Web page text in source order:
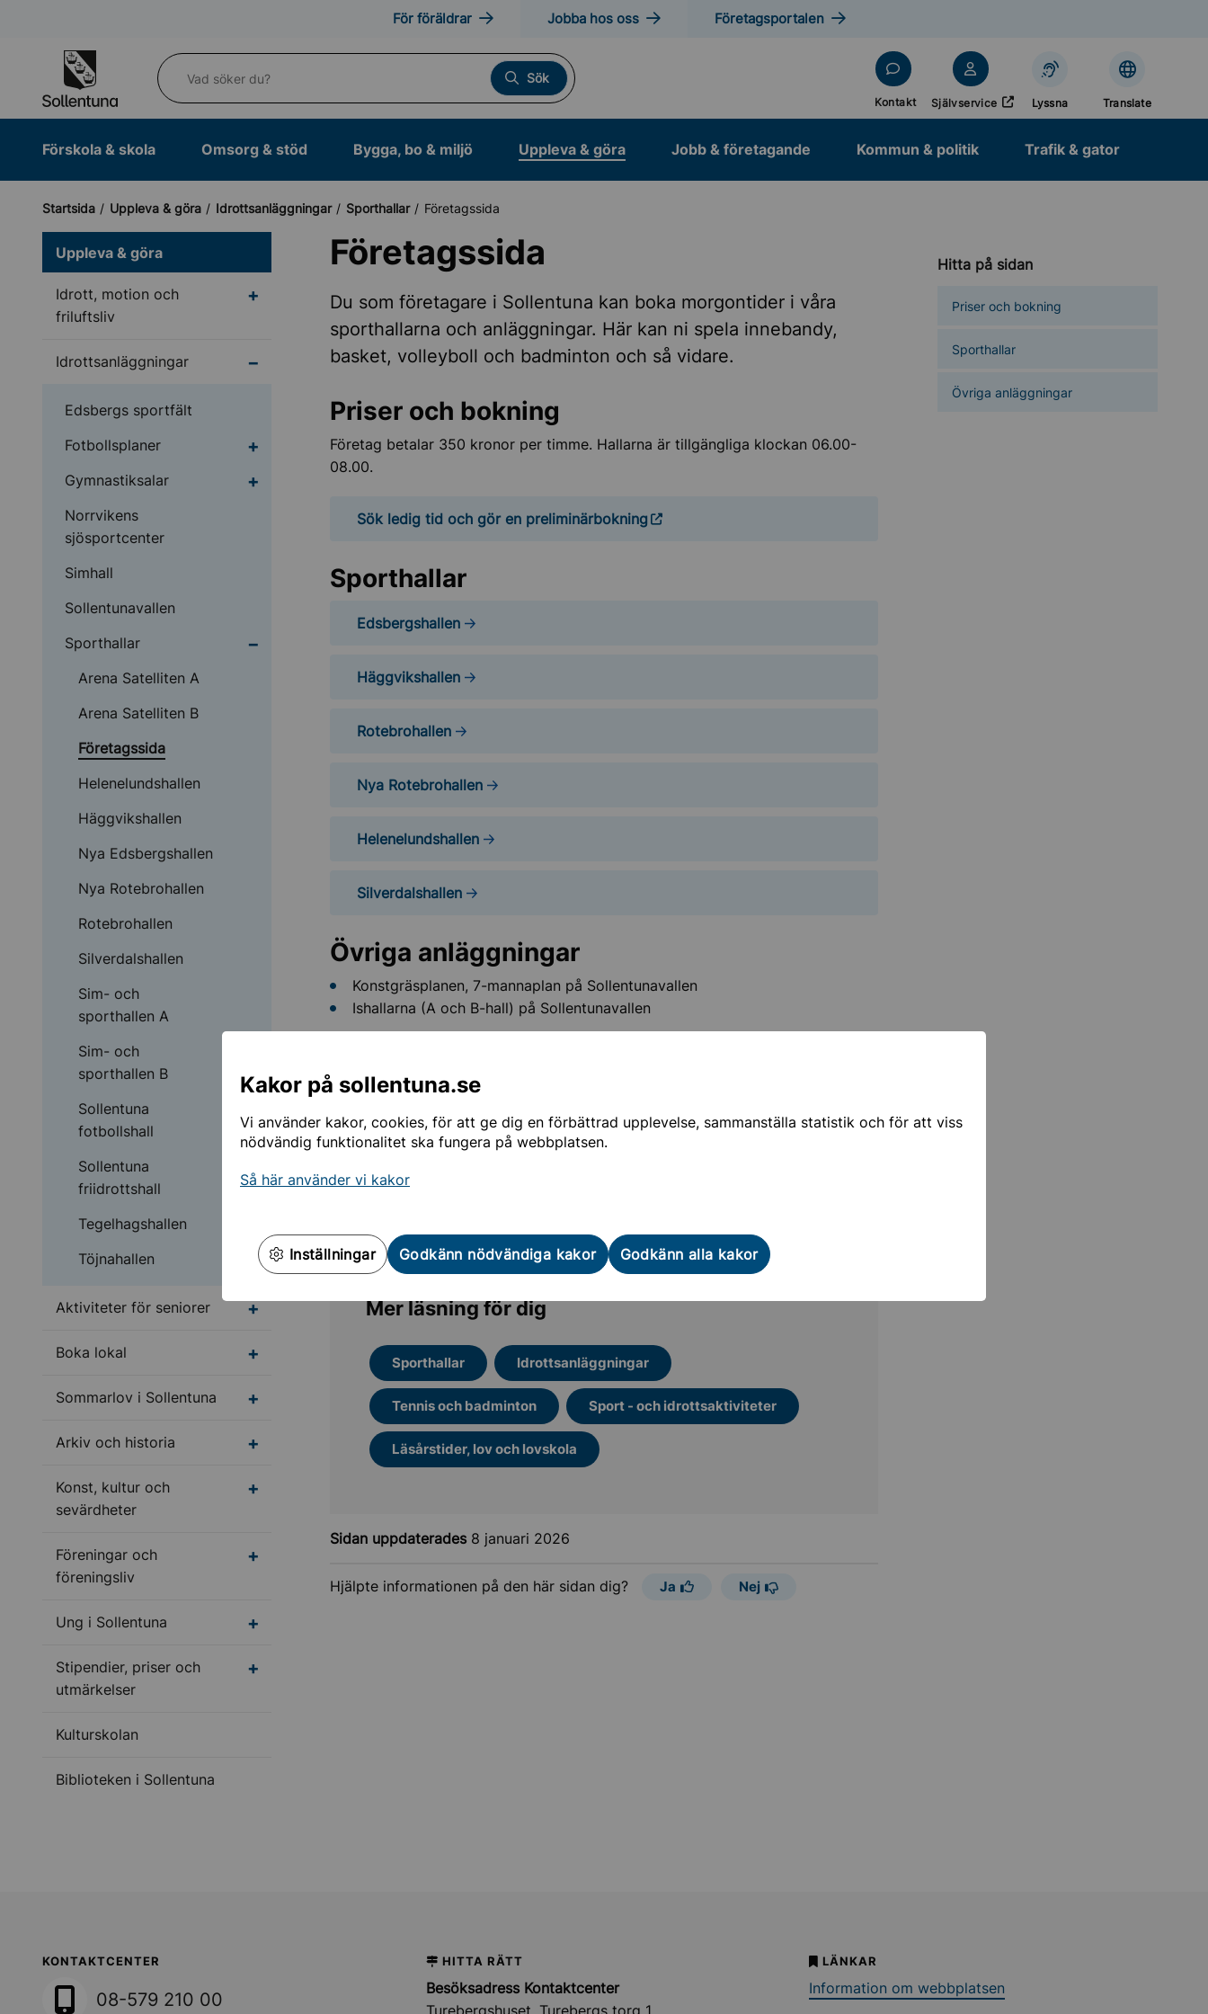
Kakor på sollentuna.se
Vi använder kakor, cookies, för att ge dig en förbättrad upplevelse, sammanställa statistik och för att viss
nödvändig funktionalitet ska fungera på webbplatsen.
Så här använder vi kakor
Inställningar Godkänn nödvändiga kakor Godkänn alla kakor
För föräldrar Jobba hos oss Företagsportalen
Vad söker du?
Sök
Kontakt Självservice
Öppnas i nytt fönster
Lyssna Translate
Förskola & skola Omsorg & stöd Bygga, bo & miljö Uppleva & göra Jobb & företagande Kommun & politik Trafik & gator
Startsida Uppleva & göra Idrottsanläggningar Sporthallar Företagssida
Uppleva & göra
Idrott, motion och
friluftsliv
Undermeny för Idrott, motion och friluftsliv
Idrottsanläggningar Undermeny för Idrottsanläggningar
Edsbergs sportfält
Fotbollsplaner
Undermeny för Fotbollsplaner
Gymnastiksalar
Undermeny för Gymnastiksalar
Norrvikens
sjösportcenter
Simhall
Sollentunavallen
Sporthallar
Undermeny för Sporthallar
Arena Satelliten A
Arena Satelliten B
Företagssida
Helenelundshallen
Häggvikshallen
Nya Edsbergshallen
Nya Rotebrohallen
Rotebrohallen
Silverdalshallen
Sim- och
sporthallen A
Sim- och
sporthallen B
Sollentuna
fotbollshall
Sollentuna
friidrottshall
Tegelhagshallen
Töjnahallen
Aktiviteter för seniorer Undermeny för Aktiviteter för seniorer
Boka lokal Undermeny för Boka lokal
Sommarlov i Sollentuna Undermeny för Sommarlov i Sollentuna
Arkiv och historia Undermeny för Arkiv och historia
Konst, kultur och
sevärdheter
Undermeny för Konst, kultur och sevärdheter
Föreningar och
föreningsliv
Undermeny för Föreningar och föreningsliv
Ung i Sollentuna Undermeny för Ung i Sollentuna
Stipendier, priser och
utmärkelser
Kulturskolan
Biblioteken i Sollentuna
Hitta på sidan
Priser och bokning
Sporthallar
Övriga anläggningar
Företagssida
Du som företagare i Sollentuna kan boka morgontider i våra
sporthallarna och anläggningar. Här kan ni spela innebandy,
basket, volleyboll och badminton och så vidare.
Priser och bokning
Företag betalar 350 kronor per timme. Hallarna är tillgängliga klockan 06.00-
08.00.
Sök ledig tid och gör en preliminärbokning
Sporthallar
Edsbergshallen
Häggvikshallen
Rotebrohallen
Nya Rotebrohallen
Helenelundshallen
Silverdalshallen
Övriga anläggningar
Konstgräsplanen, 7-mannaplan på Sollentunavallen
Ishallarna (A och B-hall) på Sollentunavallen
Boulehallen
I Stinsens köpcentrum, vägg i vägg med Friskis & Svettis, ligger Boulehallen. Här
Mer läsning för dig
Sporthallar Idrottsanläggningar
Tennis och badminton Sport - och idrottsaktiviteter
Läsårstider, lov och lovskola
Sidan uppdaterades 8 januari 2026
Hjälpte informationen på den här sidan dig? Ja Nej
Sollentuna Kommun
KONTAKTCENTER
08-579 210 00
HITTA RÄTT
Besöksadress Kontaktcenter
Turebergshuset, Turebergs torg 1
LÄNKAR
Information om webbplatsen